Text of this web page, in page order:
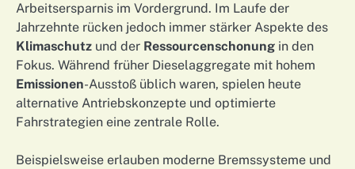
Arbeitsersparnis im Vordergrund. Im Laufe der
Jahrzehnte rücken jedoch immer stärker Aspekte des
Klimaschutz und der Ressourcenschonung in den
Fokus. Während früher Dieselaggregate mit hohem
Emissionen-Ausstoß üblich waren, spielen heute
alternative Antriebskonzepte und optimierte
Fahrstrategien eine zentrale Rolle.
Beispielsweise erlauben moderne Bremssysteme und